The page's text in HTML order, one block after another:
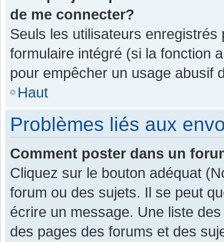
de me connecter?
Seuls les utilisateurs enregistrés
formulaire intégré (si la fonction
pour empêcher un usage abusif
Haut
Problèmes liés aux
Comment poster dans un
Cliquez sur le bouton adéquat
forum ou des sujets. Il se peut
écrire un message. Une liste
des pages des forums et des